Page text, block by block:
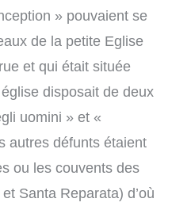
» pouvaient se
de la petite Eglise
et qui était située
disposait de deux
uomini » et «
autres défunts étaient
ou les couvents des
Santa Reparata) d’où